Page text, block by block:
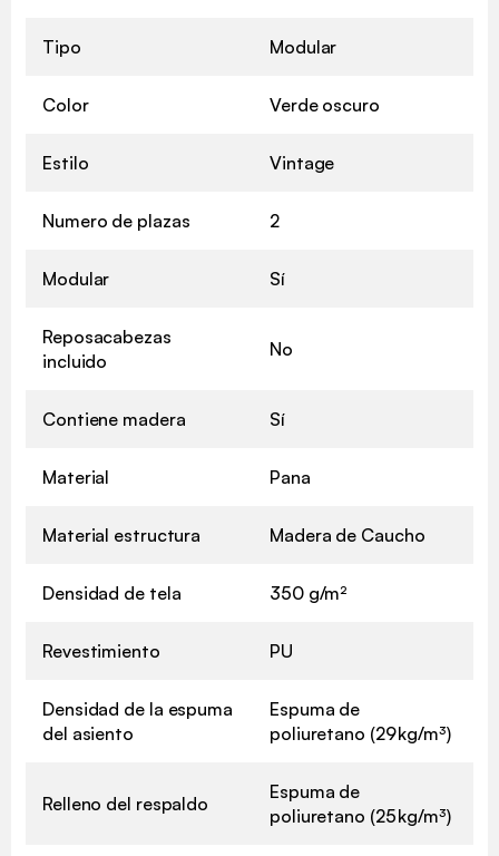
Tipo Modular
Color Verde oscuro
Estilo Vintage
Numero de plazas 2
Modular Sí
Reposacabezas
incluido
No
Contiene madera Sí
Material Pana
Material estructura Madera de Caucho
Densidad de tela 350 g/m²
Revestimiento PU
Densidad de la espuma
del asiento
Espuma de
poliuretano (29 kg/m³)
Relleno del respaldo
Espuma de
poliuretano (25 kg/m³)